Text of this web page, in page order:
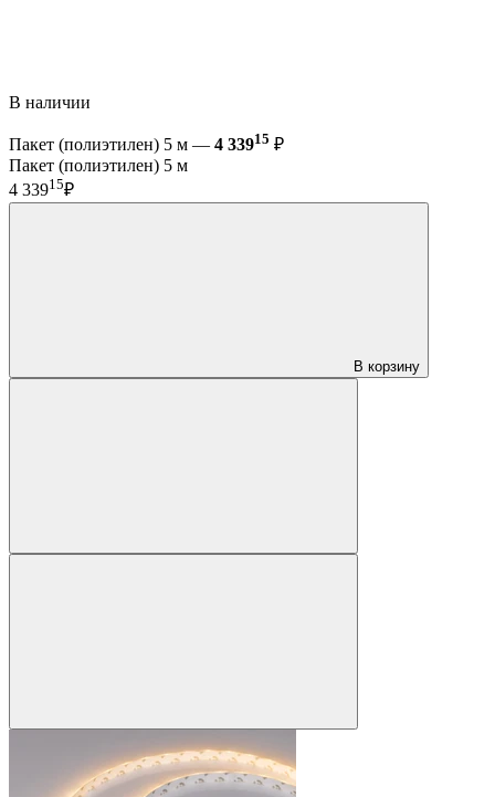
В наличии
Пакет (полиэтилен) 5 м — 4 33915 ₽
Пакет (полиэтилен) 5 м
4 33915₽
В корзину